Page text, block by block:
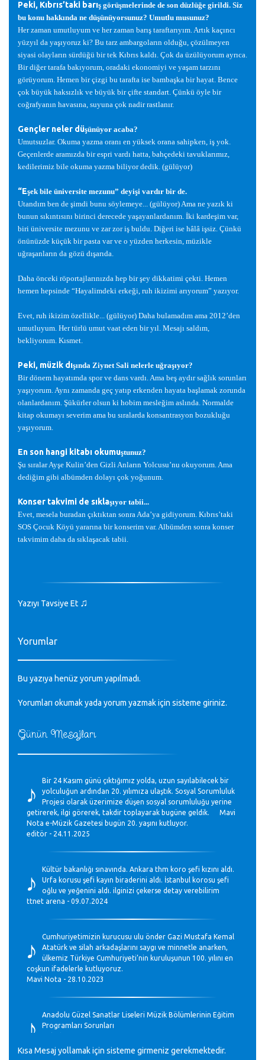
Günün Mesajları
♪
Bir 24 Kasım günü çıktığımız yolda, uzun sayılabilecek bir
yolculuğun ardından 20. yılımıza ulaştık. Sosyal Sorumluluk
Projesi olarak üzerimize düşen sosyal sorumluluğu yerine
getirerek, ilgi görerek, takdir toplayarak bugüne geldik. Mavi
Nota e-Müzik Gazetesi bugün 20. yaşını kutluyor.
editör - 24.11.2025
♪
Kültür bakanlığı sınavında. Ankara thm koro şefi kızını aldı.
Urfa korusu şefi kayın biraderini aldı. İstanbul korosu şefi
oğlu ve yeğenini aldı. ilginizi çekerse detay verebilirim
ttnet arena - 09.07.2024
♪
Cumhuriyetimizin kurucusu ulu önder Gazi Mustafa Kemal
Atatürk ve silah arkadaşlarını saygı ve minnetle anarken,
ülkemiz Türkiye Cumhuriyeti’nin kuruluşunun 100. yılını en
coşkun ifadelerle kutluyoruz.
Mavi Nota - 28.10.2023
♪
Anadolu Güzel Sanatlar Liseleri Müzik Bölümlerinin Eğitim
Programları Sorunları
Kısa Mesaj yollamak için sisteme girmeniz gerekmektedir.
Peki, Kıbrıs’taki barış görüşmelerinde de son düzlüğe girildi. Siz
bu konu hakkında ne düşünüyorsunuz? Umutlu musunuz?
Her zaman umutluyum ve her zaman barış taraftarıyım. Artık kaçıncı
yüzyıl da yaşıyoruz ki? Bu tarz ambargoların olduğu, çözülmeyen
siyasi olayların sürdüğü bir tek Kıbrıs kaldı. Çok da üzülüyorum ayrıca.
Bir diğer tarafa bakıyorum, oradaki ekonomiyi ve yaşam tarzını
görüyorum. Hemen bir çizgi bu tarafta ise bambaşka bir hayat. Bence
çok büyük haksızlık ve büyük bir çifte standart. Çünkü öyle bir
coğrafyanın havasına, suyuna çok nadir rastlanır.
Gençler neler düşünüyor acaba?
Umutsuzlar. Okuma yazma oranı en yüksek orana sahipken, iş yok.
Geçenlerde aramızda bir espri vardı hatta, bahçedeki tavuklarımız,
kedilerimiz bile okuma yazma biliyor dedik. (gülüyor)
“Eşek bile üniversite mezunu” deyişi vardır bir de.
Utandım ben de şimdi bunu söylemeye... (gülüyor) Ama ne yazık ki
bunun sıkıntısını birinci derecede yaşayanlardanım. İki kardeşim var,
biri üniversite mezunu ve zar zor iş buldu. Diğeri ise hâlâ işsiz. Çünkü
önünüzde küçük bir pasta var ve o yüzden herkesin, müzikle
uğraşanların da gözü dışarıda.
Daha önceki röportajlarınızda hep birşey dikkatimi çekti. Hemen
hemen hepsinde “Hayalimdeki erkeği, ruh ikizimi arıyorum” yazıyor.
Evet, ruh ikizim özellikle... (gülüyor) Daha bulamadım ama 2012’den
umutluyum. Her türlü umut vaat eden bir yıl. Mesajı saldım,
bekliyorum. Kısmet.
Peki, müzik dışında Ziynet Sali nelerle uğraşıyor?
Bir dönem hayatımda spor ve dans vardı. Ama beş aydır sağlık sorunları
yaşıyorum. Aynı zamanda geç yatıp erkenden hayata başlamak zorunda
olanlardanım. Şükürler olsun ki hobim mesleğim aslında. Normalde
kitap okumayı severim ama bu sıralarda konsantrasyon bozukluğu
yaşıyorum.
En son hangi kitabı okumuştunuz?
Şu sıralar Ayşe Kulin’den Gizli Anların Yolcusu’nu okuyorum. Ama
dediğim gibi albümden dolayı çok yoğunum.
Konser takvimi de sıklaşıyor tabii...
Evet, mesela buradan çıktıktan sonra Ada’ya gidiyorum. Kıbrıs’taki
SOS Çocuk Köyü yararına bir konserim var. Albümden sonra konser
takvimim daha da sıklaşacak tabii.
Yazıyı Tavsiye Et ♫
Yorumlar
Bu yazıya henüz yorum yapılmadı.
Yorumları okumak yada yorum yazmak için sisteme giriniz.